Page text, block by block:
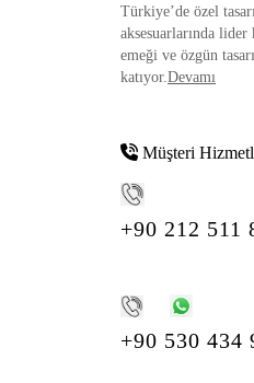
Türkiye’de özel
aksesuarlarında
emeği ve özgün
katıyor.Devamı
Müşteri
+90 212 511
+90 530 434